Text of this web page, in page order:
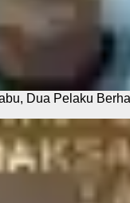
Dua Pelaku